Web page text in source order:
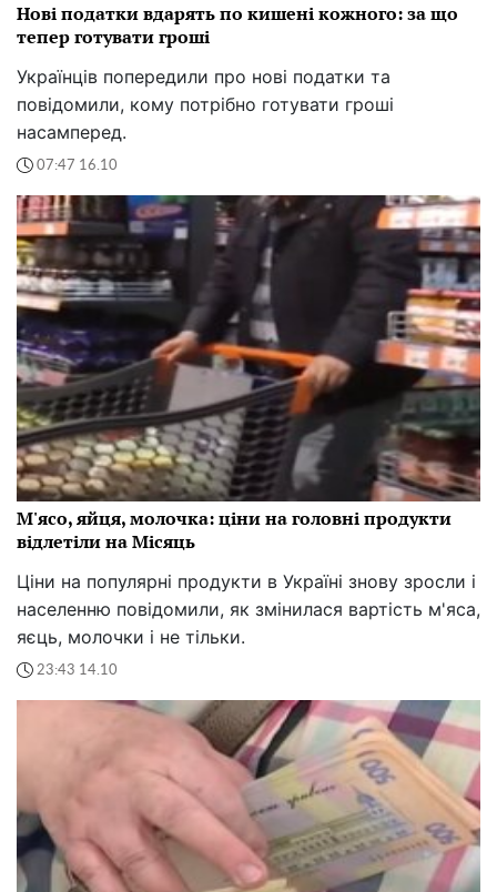
Нові податки вдарять по кишені кожного: за що
тепер готувати гроші
Українців попередили про нові податки та
повідомили, кому потрібно готувати гроші
насамперед.
07:47 16.10
М'ясо, яйця, молочка: ціни на головні продукти
відлетіли на Місяць
Ціни на популярні продукти в Україні знову зросли і
населенню повідомили, як змінилася вартість м'яса,
яєць, молочки і не тільки.
23:43 14.10